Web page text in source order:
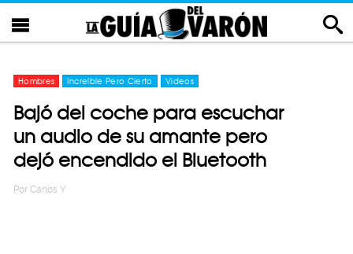
Hombres Increíble Pero Cierto Videos
Bajó del coche para escuchar
un audio de su amante pero
dejó encendido el Bluetooth
Por Carlos Y